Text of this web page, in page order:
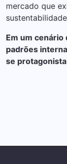
mercado que
Em um cenário
padrões
se